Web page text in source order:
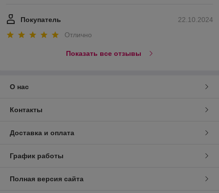
22.10.2024
Покупатель
Отлично
Показать все отзывы
О нас
Контакты
Доставка и оплата
График работы
Полная версия сайта